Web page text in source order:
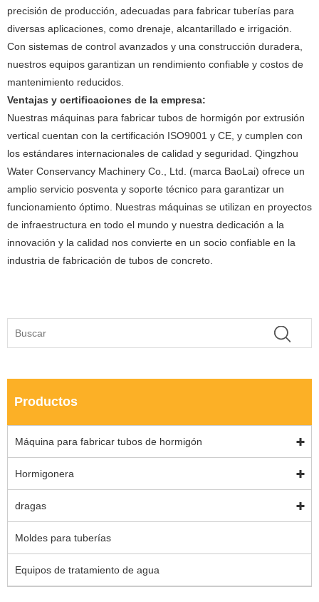
precisión de producción, adecuadas para fabricar tuberías para
diversas aplicaciones, como drenaje, alcantarillado e irrigación.
Con sistemas de control avanzados y una construcción duradera,
nuestros equipos garantizan un rendimiento confiable y costos de
mantenimiento reducidos.
Ventajas y certificaciones de la empresa:
Nuestras máquinas para fabricar tubos de hormigón por extrusión
vertical cuentan con la certificación ISO9001 y CE, y cumplen con
los estándares internacionales de calidad y seguridad. Qingzhou
Water Conservancy Machinery Co., Ltd. (marca BaoLai) ofrece un
amplio servicio posventa y soporte técnico para garantizar un
funcionamiento óptimo. Nuestras máquinas se utilizan en proyectos
de infraestructura en todo el mundo y nuestra dedicación a la
innovación y la calidad nos convierte en un socio confiable en la
industria de fabricación de tubos de concreto.
Productos
Máquina para fabricar tubos de hormigón
Hormigonera
dragas
Moldes para tuberías
Equipos de tratamiento de agua